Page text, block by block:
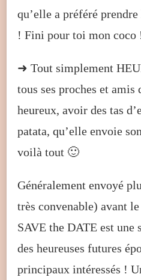
qu’elle a préféré
! Fini pour toi mon coco
➜ Tout simplement
tous ses proches et
heureux, avoir des tas
patata, qu’elle envoie
voilà tout 🙂
Généralement envoyé
très convenable) avant
SAVE the DATE est
des heureuses futures
principaux intéressés !